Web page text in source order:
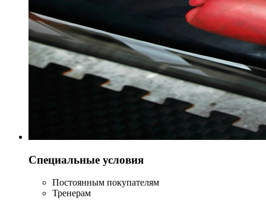
Специальные условия
Постоянным покупателям
Тренерам